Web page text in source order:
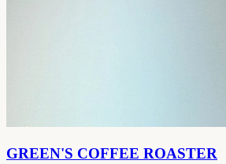
GREEN'S COFFEE ROASTER